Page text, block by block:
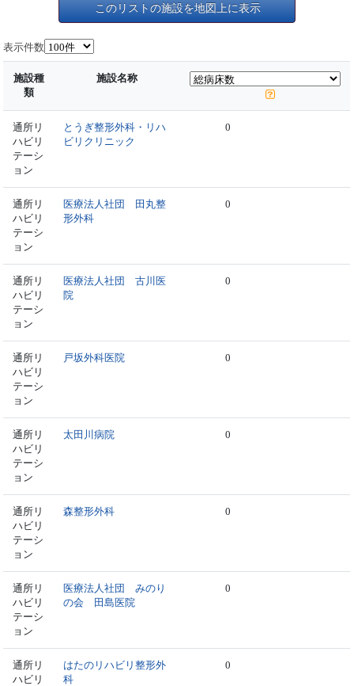
このリストの施設を地図上に表示
表示件数
施設種
類
施設名称
通所リ
ハビリ
テーシ
ョン
とうぎ整形外科・リハ
ビリクリニック
0
通所リ
ハビリ
テーシ
ョン
医療法人社団 田丸整
形外科
0
通所リ
ハビリ
テーシ
ョン
医療法人社団 古川医
院
0
通所リ
ハビリ
テーシ
ョン
戸坂外科医院 0
通所リ
ハビリ
テーシ
ョン
太田川病院 0
通所リ
ハビリ
テーシ
ョン
森整形外科 0
通所リ
ハビリ
テーシ
ョン
医療法人社団 みのり
の会 田島医院
0
通所リ
ハビリ
はたのリハビリ整形外
科
0